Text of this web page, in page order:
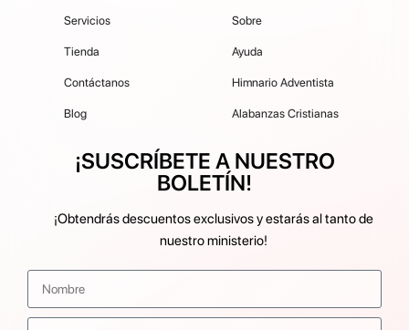
Servicios
Tienda
Contáctanos
Blog
Sobre
Ayuda
Himnario Adventista
Alabanzas Cristianas
¡SUSCRÍBETE A NUESTRO
BOLETÍN!
¡Obtendrás descuentos exclusivos y estarás al tanto de
nuestro ministerio!